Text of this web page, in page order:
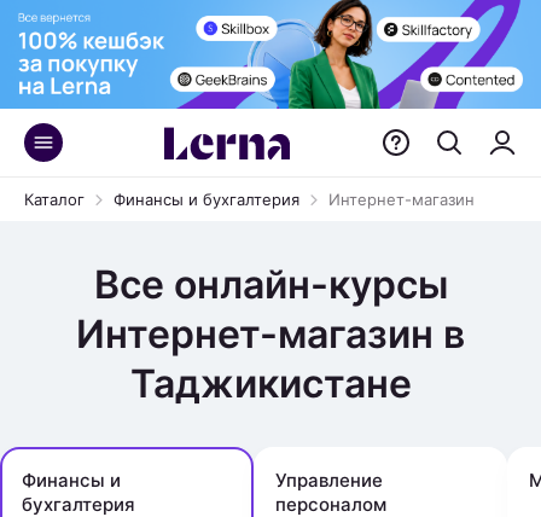
Каталог Финансы и бухгалтерия Интернет-магазин
Все онлайн-курсы
Интернет-магазин в
Таджикистане
Финансы и
бухгалтерия
Управление
персоналом